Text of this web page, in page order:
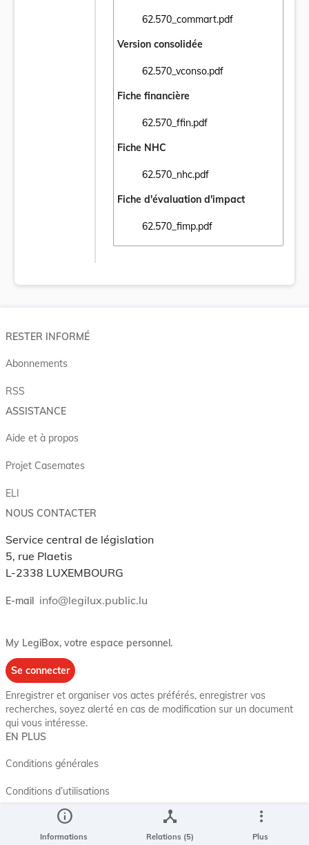
62.570_commart.pdf
Ouvrir le document 62.570_commart.pdf
Version consolidée
62.570_vconso.pdf
Ouvrir le document 62.570_vconso.pdf
Fiche financière
62.570_ffin.pdf
Ouvrir le document 62.570_ffin.pdf dans
Fiche NHC
62.570_nhc.pdf
Ouvrir le document 62.570_nhc.pdf dans
Fiche d'évaluation d'impact
62.570_fimp.pdf
Ouvrir le document 62.570_fimp.pdf dans
info
Informations
device_hub
Relations (5)
more_vert
Plus
RESTER INFORMÉ
Abonnements
RSS
ASSISTANCE
Aide et à propos
Projet Casemates
ELI
NOUS CONTACTER
Service central de législation
5, rue Plaetis
L-2338 LUXEMBOURG
E-mail info@legilux.public.lu
My LegiBox, votre espace personnel.
Se connecter
Enregistrer et organiser vos actes préférés, enregistrer vos
recherches, soyez alerté en cas de modification sur un document
qui vous intéresse.
EN PLUS
Conditions générales
Conditions d’utilisations
Accessibilité